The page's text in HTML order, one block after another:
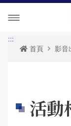
單位介紹
組織執掌
活動訊息
交通安全宣導
便民服務
:::
首頁
影音
活動